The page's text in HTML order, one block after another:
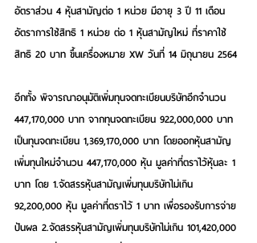
อัตราส่วน 4 หุ้นสามัญต่อ 1 หน่วย มีอายุ 3 ปี 11 เดือน
อัตราการใช้สิทธิ 1 หน่วย ต่อ 1 หุ้นสามัญใหม่ ที่ราคาใช้
สิทธิ 20 บาท ขึ้นเครื่องหมาย XW วันที่ 14 มิถุนายน 2564
อีกทั้ง พิจารณาอนุมัติเพิ่มทุนจดทะเบียนบริษัทอีกจำนวน
447,170,000 บาท จากทุนจดทะเบียน 922,000,000 บาท
เป็นทุนจดทะเบียน 1,369,170,000 บาท โดยออกหุ้นสามัญ
เพิ่มทุนใหม่จำนวน 447,170,000 หุ้น มูลค่าที่ตราไว้หุ้นละ 1
บาท โดย 1.จัดสรรหุ้นสามัญเพิ่มทุนบริษัทไม่เกิน
92,200,000 หุ้น มูลค่าที่ตราไว้ 1 บาท เพื่อรองรับการจ่าย
ปันผล 2.จัดสรรหุ้นสามัญเพิ่มทุนบริษัทไม่เกิน 101,420,000